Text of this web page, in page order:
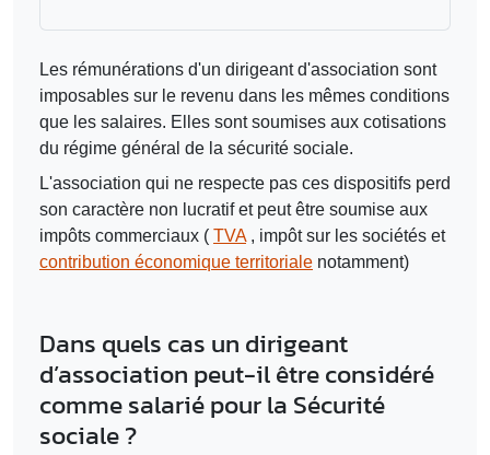
Les rémunérations d'un dirigeant d'association sont
imposables sur le revenu dans les mêmes conditions
que les salaires. Elles sont soumises aux cotisations
du régime général de la sécurité sociale.
L'association qui ne respecte pas ces dispositifs perd
son caractère non lucratif et peut être soumise aux
impôts commerciaux ( TVA , impôt sur les sociétés et
contribution économique territoriale notamment)
Dans quels cas un dirigeant
d’association peut-il être considéré
comme salarié pour la Sécurité
sociale ?